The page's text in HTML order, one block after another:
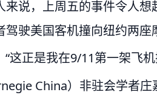
来说，上周五的事件令人
驶美国客机撞向纽约两座
这正是我在9/11第一架飞
China）非驻会学者